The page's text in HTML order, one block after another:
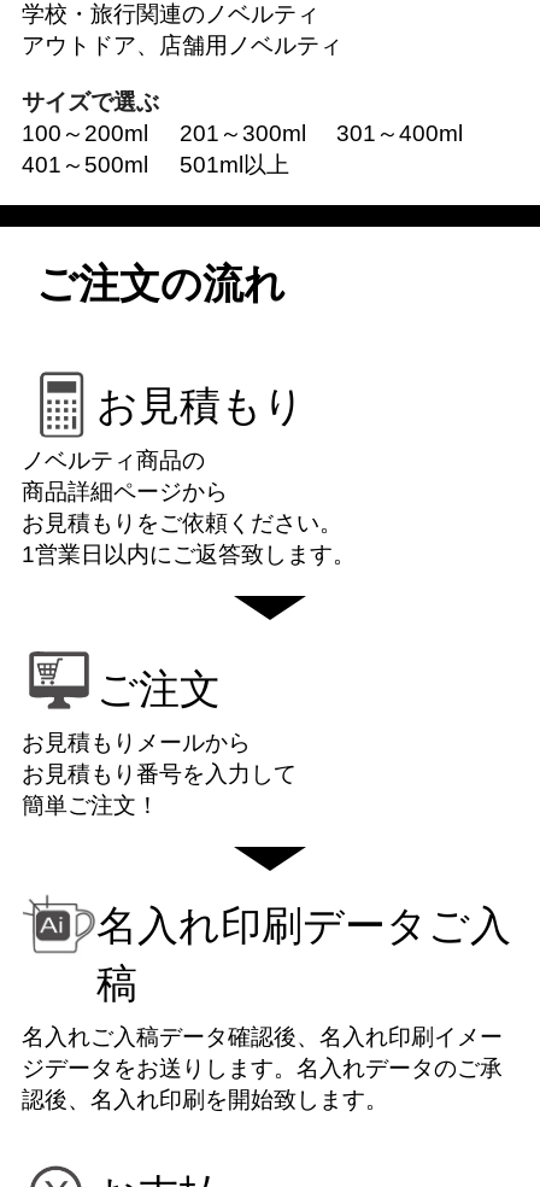
学校・旅行関連のノベルティ
アウトドア、店舗用ノベルティ
サイズで選ぶ
100～200ml
201～300ml
301～400ml
401～500ml
501ml以上
ご注文の流れ
お見積もり
ノベルティ商品の
商品詳細ページから
お見積もりをご依頼ください。
1営業日以内にご返答致します。
ご注文
お見積もりメールから
お見積もり番号を入力して
簡単ご注文！
名入れ印刷データご入
稿
名入れご入稿データ確認後、名入れ印刷イメー
ジデータをお送りします。名入れデータのご承
認後、名入れ印刷を開始致します。